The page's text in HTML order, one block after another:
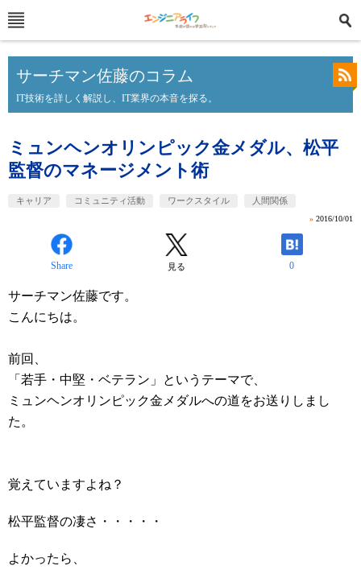
サーチマン佐藤のコラム
IT技術を詳しく解説し、IT業界の本音を探る。
ミュンヘンオリンピック金メダル、松平
監督のマネージメント術
キャリア コミュニティ活動 ワークスタイル 人間関係
» 2016/10/01
Share 見る 0
サーチマン佐藤です。
こんにちは。
前回、
「若手・中堅・ベテラン」というテーマで、
ミュンヘンオリンピック金メダルへの道をお送りしまし
た。
覚えていますよね？
松平監督の凄さ・・・・・
よかったら、